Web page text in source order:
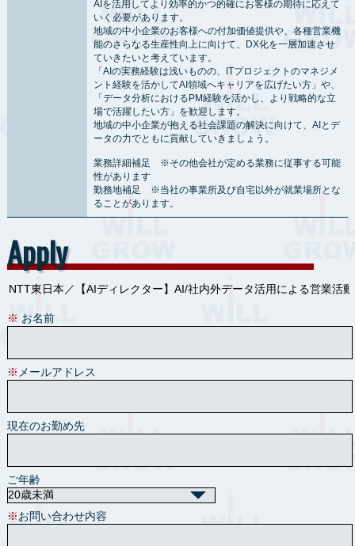
AIを活用してより効率的かつ的確にお客様の期待に応えて
いく必要があります。
地域の中小企業のお客様への付加価値提供や、各種営業機
能のさらなる生産性向上に向けて、DX化を一層加速させ
ていきたいと考えています。
「AIの実務経験は浅いものの、ITプロジェクトのマネジメ
ント経験を活かしてAI領域へキャリアを広げたい方」や、
「データ分析におけるPM経験を活かし、より戦略的な立
場で活躍したい方」を歓迎します。
地域の中小企業が抱える社会課題の解決に向けて、AIとデ
ータの力でともに貢献していきましょう。
業務詳細補足 ※その他会社が定める業務に従事する可能
性があります
勤務地補足 ※当社の事業所及び自宅以外が就業場所とな
ることがあります。
Apply
※ お名前
※ メールアドレス
現在のお勤め先
ご年齢
※お問い合わせ内容